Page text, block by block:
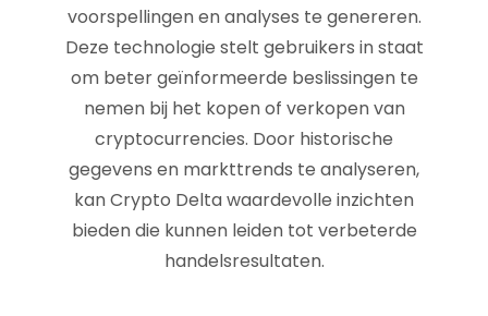
voorspellingen en analyses te genereren.
Deze technologie stelt gebruikers in staat
om beter geïnformeerde beslissingen te
nemen bij het kopen of verkopen van
cryptocurrencies. Door historische
gegevens en markttrends te analyseren,
kan Crypto Delta waardevolle inzichten
bieden die kunnen leiden tot verbeterde
handelsresultaten.